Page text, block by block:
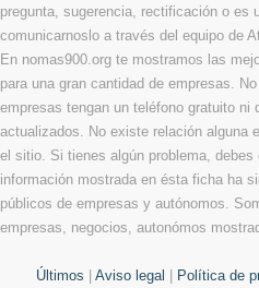
pregunta, sugerencia, rectificación o es
comunicarnoslo a través del equipo de
En nomas900.org te mostramos las
para una gran cantidad de empresas.
empresas tengan un teléfono gratuito ni
actualizados. No existe relación alguna
el sitio. Si tienes algún problema,
información mostrada en ésta ficha ha
públicos de empresas y autónomos.
empresas, negocios, autonómos
Últimos Aviso legal Política de